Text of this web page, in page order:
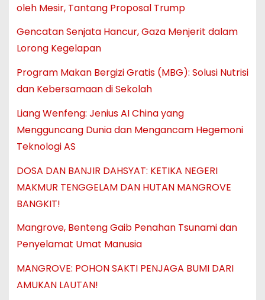
oleh Mesir, Tantang Proposal Trump
Gencatan Senjata Hancur, Gaza Menjerit dalam
Lorong Kegelapan
Program Makan Bergizi Gratis (MBG): Solusi Nutrisi
dan Kebersamaan di Sekolah
Liang Wenfeng: Jenius AI China yang
Mengguncang Dunia dan Mengancam Hegemoni
Teknologi AS
DOSA DAN BANJIR DAHSYAT: KETIKA NEGERI
MAKMUR TENGGELAM DAN HUTAN MANGROVE
BANGKIT!
Mangrove, Benteng Gaib Penahan Tsunami dan
Penyelamat Umat Manusia
MANGROVE: POHON SAKTI PENJAGA BUMI DARI
AMUKAN LAUTAN!